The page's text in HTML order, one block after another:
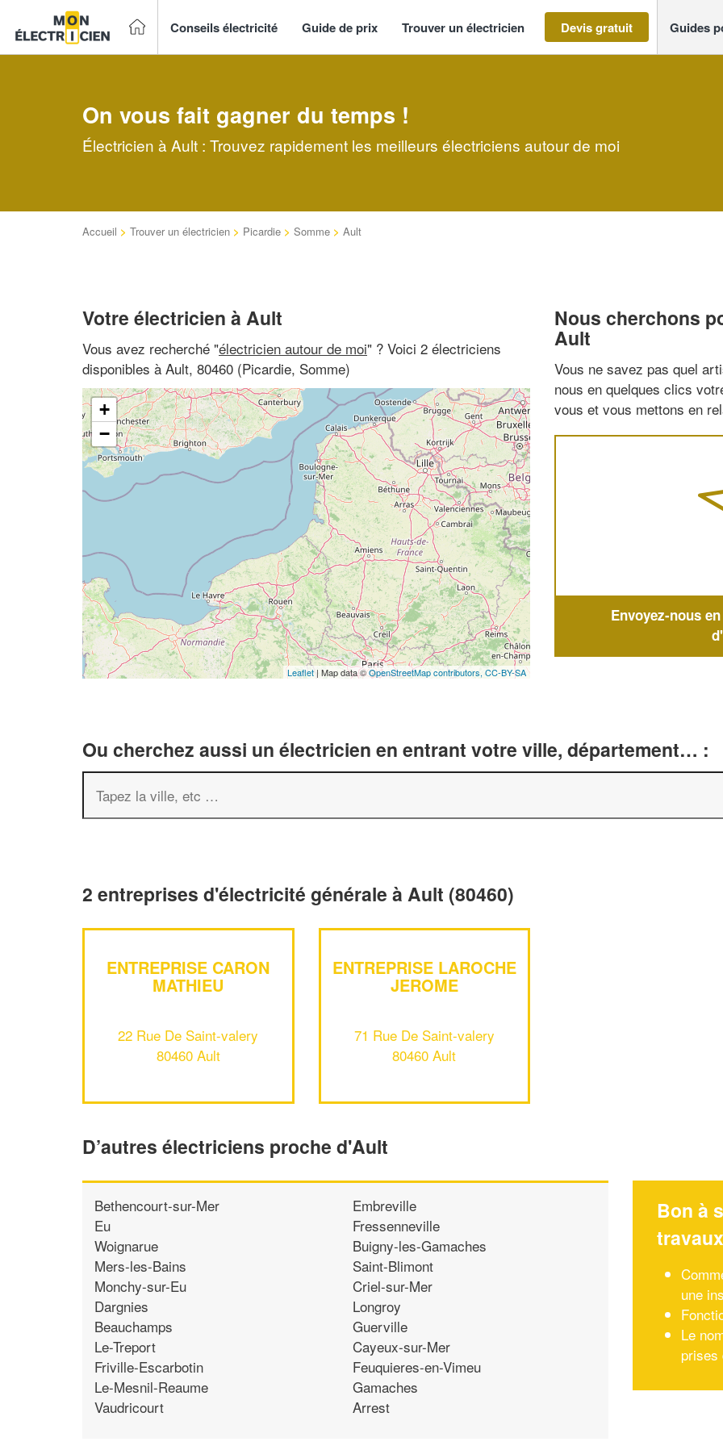
Conseils électricité Guide de prix Trouver un électricien Devis gratuit Guides
On vous fait gagner du temps !
Électricien à Ault : Trouvez rapidement les meilleurs électriciens autour de moi
Accueil > Trouver un électricien > Picardie > Somme > Ault
Votre électricien à Ault
Vous avez recherché "électricien autour de moi" ? Voici 2 électriciens
disponibles à Ault, 80460 (Picardie, Somme)
+
−
Leaflet | Map data ©OpenStreetMap contributors, CC-BY-SA
Nous cherchons
Ault
Vous ne savez pas quel
nous en quelques clics
vous et vous mettons en
Envoyez-nous
Ou cherchez aussi un électricien en entrant votre ville, département… :
2 entreprises d'électricité générale à Ault (80460)
ENTREPRISE CARON
MATHIEU
22 Rue De Saint-valery
80460 Ault
ENTREPRISE LAROCHE
JEROME
71 Rue De Saint-valery
80460 Ault
D’autres électriciens proche d'Ault
Bethencourt-sur-Mer
Eu
Woignarue
Mers-les-Bains
Monchy-sur-Eu
Dargnies
Beauchamps
Le-Treport
Friville-Escarbotin
Le-Mesnil-Reaume
Vaudricourt
Embreville
Fressenneville
Buigny-les-Gamaches
Saint-Blimont
Criel-sur-Mer
Longroy
Guerville
Cayeux-sur-Mer
Feuquieres-en-Vimeu
Gamaches
Arrest
Bon à
travaux
une
Le
prises